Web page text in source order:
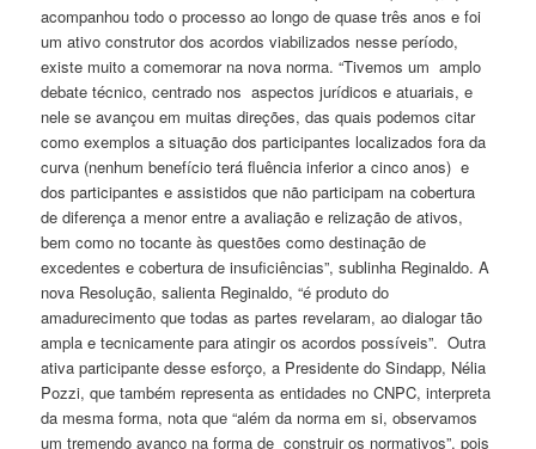
acompanhou todo o processo ao longo de quase três anos e foi
um ativo construtor dos acordos viabilizados nesse período,
existe muito a comemorar na nova norma. “Tivemos um amplo
debate técnico, centrado nos aspectos jurídicos e atuariais, e
nele se avançou em muitas direções, das quais podemos citar
como exemplos a situação dos participantes localizados fora da
curva (nenhum benefício terá fluência inferior a cinco anos) e
dos participantes e assistidos que não participam na cobertura
de diferença a menor entre a avaliação e relização de ativos,
bem como no tocante às questões como destinação de
excedentes e cobertura de insuficiências”, sublinha Reginaldo. A
nova Resolução, salienta Reginaldo, “é produto do
amadurecimento que todas as partes revelaram, ao dialogar tão
ampla e tecnicamente para atingir os acordos possíveis”. Outra
ativa participante desse esforço, a Presidente do Sindapp, Nélia
Pozzi, que também representa as entidades no CNPC, interpreta
da mesma forma, nota que “além da norma em si, observamos
um tremendo avanço na forma de construir os normativos”, pois